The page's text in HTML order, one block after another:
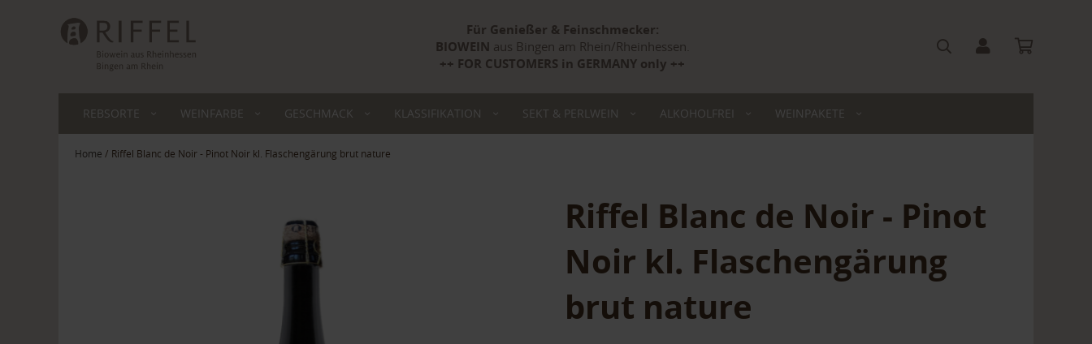
Für Genießer & Feinschmecker:
BIOWEIN aus Bingen am Rhein/Rheinhessen.
++ FOR CUSTOMERS in GERMANY only ++
REBSORTE WEINFARBE GESCHMACK KLASSIFIKATION SEKT & PERLWEIN ALKOHOLFREI WEINPAKETE
Home Riffel Blanc de Noir - Pinot Noir kl. Flaschengärung brut nature
Riffel Blanc de Noir - Pinot
Noir kl. Flaschengärung
brut nature